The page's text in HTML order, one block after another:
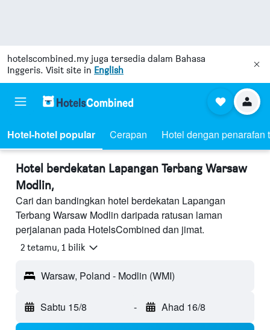
hotelscombined.my juga tersedia dalam Bahasa
Inggeris. Visit site in English
Hotel-hotel popular Cerapan Hotel dengan penarafan
Hotel berdekatan Lapangan Terbang Warsaw
Modlin,
Cari dan bandingkan hotel berdekatan Lapangan
Terbang Warsaw Modlin daripada ratusan laman
perjalanan pada HotelsCombined dan jimat.
2 tetamu, 1 bilik
Warsaw, Poland - Modlin (WMI)
Sabtu 15/8 - Ahad 16/8